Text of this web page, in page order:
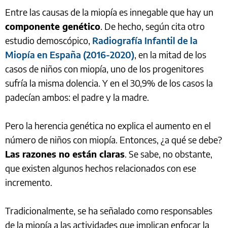
Entre las causas de la miopía es innegable que hay un
componente genético. De hecho, según cita otro
estudio demoscópico, Radiografía Infantil de la
Miopía en España (2016-2020), en la mitad de los
casos de niños con miopía, uno de los progenitores
sufría la misma dolencia. Y en el 30,9% de los casos la
padecían ambos: el padre y la madre.
Pero la herencia genética no explica el aumento en el
número de niños con miopía. Entonces, ¿a qué se debe?
Las razones no están claras. Se sabe, no obstante,
que existen algunos hechos relacionados con ese
incremento.
Tradicionalmente, se ha señalado como responsables
de la miopía a las actividades que implican enfocar la